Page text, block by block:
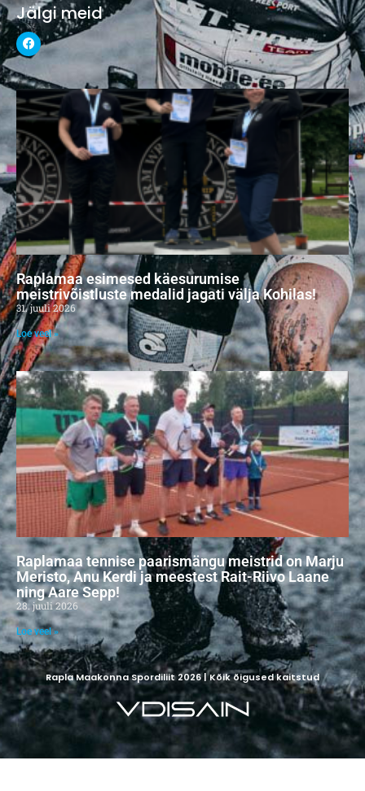
Jälgi meid
Raplamaa esimesed käesurumise
meistrivõistluste medalid jagati välja Kohilas!
31. juuli 2026
Loe veel »
Raplamaa tennise paarismängu meistrid on Marju
Meristo, Anu Kerdi ja meestest Rait-Riivo Laane
ning Aare Sepp!
28. juuli 2026
Loe veel »
Rapla Maakonna Spordiliit 2026 | Kõik õigused kaitstud